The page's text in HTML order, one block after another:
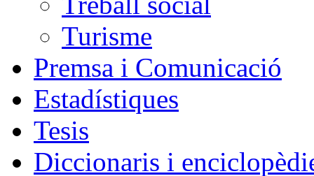
Turisme
Premsa i Comunicació
Estadístiques
Tesis
Diccionaris i